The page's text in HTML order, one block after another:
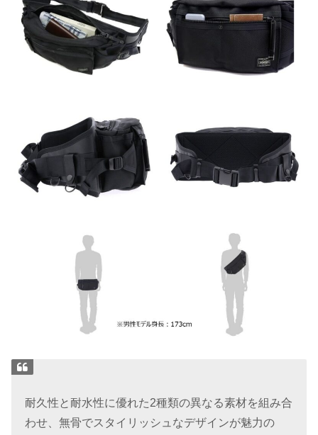
耐久性と耐水性に優れた2種類の異なる素材を組み合
わせ、無骨でスタイリッシュなデザインが魅力の